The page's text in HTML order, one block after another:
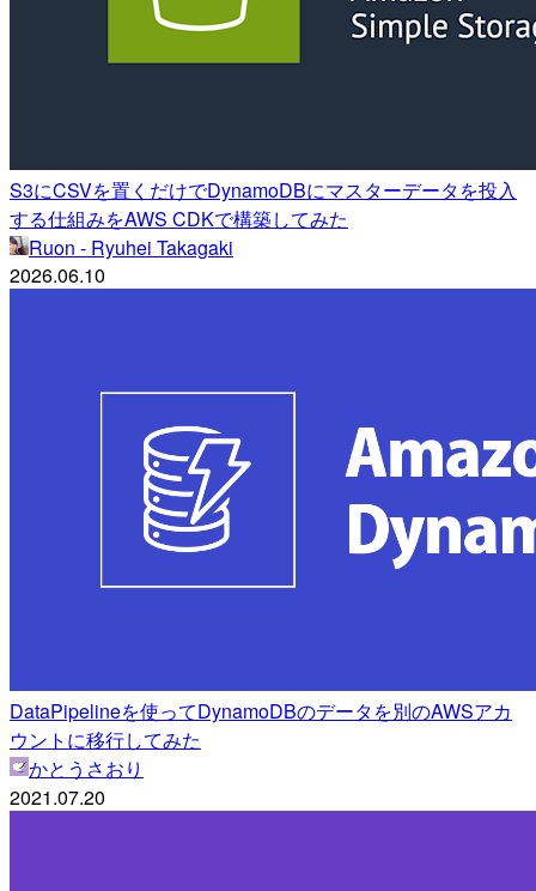
S3にCSVを置くだけでDynamoDBにマスターデータを投入
する仕組みをAWS CDKで構築してみた
Ruon - Ryuhei Takagaki
2026.06.10
DataPipelineを使ってDynamoDBのデータを別のAWSアカ
ウントに移行してみた
かとうさおり
2021.07.20